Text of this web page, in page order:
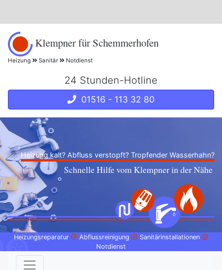
Klempner für Schemmerhofen
Heizung Sanitär Notdienst
24 Stunden-Hotline
01516 - 113 32 80
Heizung kalt? Abfluss verstopft? Tropfender Wasserhahn?
Schnelle Hilfe vom Klempner in der Nähe
Heizungsreparatur Abflussreinigung
Sanitärinstallationen
Notdienst